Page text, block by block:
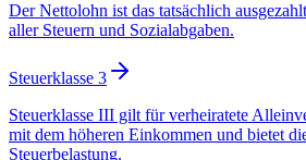
Der Nettolohn ist das tatsächlich
aller Steuern und Sozialabgaben.
Steuerklasse 3
Steuerklasse III gilt für verheiratete
mit dem höheren Einkommen und bietet
Steuerbelastung.